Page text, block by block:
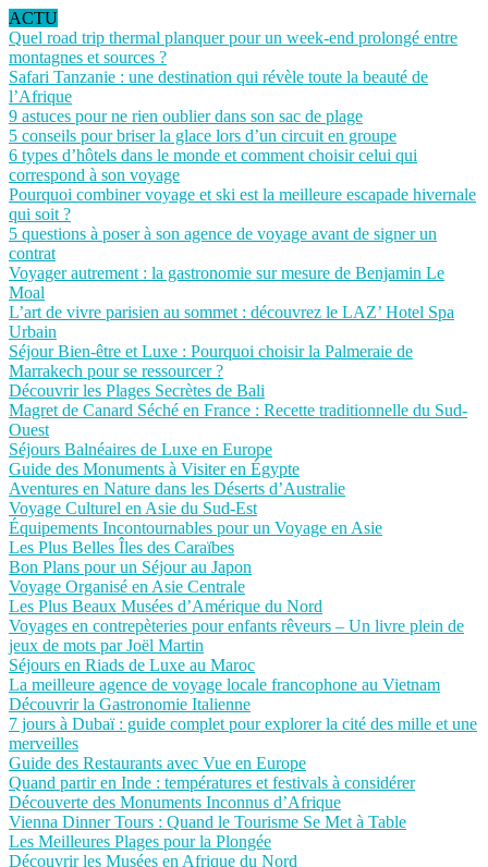
ACTU
Quel road trip thermal planquer pour un week-end prolongé entre
montagnes et sources ?
Safari Tanzanie : une destination qui révèle toute la beauté de
l’Afrique
9 astuces pour ne rien oublier dans son sac de plage
5 conseils pour briser la glace lors d’un circuit en groupe
6 types d’hôtels dans le monde et comment choisir celui qui
correspond à son voyage
Pourquoi combiner voyage et ski est la meilleure escapade hivernale
qui soit ?
5 questions à poser à son agence de voyage avant de signer un
contrat
Voyager autrement : la gastronomie sur mesure de Benjamin Le
Moal
L’art de vivre parisien au sommet : découvrez le LAZ’ Hotel Spa
Urbain
Séjour Bien-être et Luxe : Pourquoi choisir la Palmeraie de
Marrakech pour se ressourcer ?
Découvrir les Plages Secrètes de Bali
Magret de Canard Séché en France : Recette traditionnelle du Sud-
Ouest
Séjours Balnéaires de Luxe en Europe
Guide des Monuments à Visiter en Égypte
Aventures en Nature dans les Déserts d’Australie
Voyage Culturel en Asie du Sud-Est
Équipements Incontournables pour un Voyage en Asie
Les Plus Belles Îles des Caraïbes
Bon Plans pour un Séjour au Japon
Voyage Organisé en Asie Centrale
Les Plus Beaux Musées d’Amérique du Nord
Voyages en contrepèteries pour enfants rêveurs – Un livre plein de
jeux de mots par Joël Martin
Séjours en Riads de Luxe au Maroc
La meilleure agence de voyage locale francophone au Vietnam
Découvrir la Gastronomie Italienne
7 jours à Dubaï : guide complet pour explorer la cité des mille et une
merveilles
Guide des Restaurants avec Vue en Europe
Quand partir en Inde : températures et festivals à considérer
Découverte des Monuments Inconnus d’Afrique
Vienna Dinner Tours : Quand le Tourisme Se Met à Table
Les Meilleures Plages pour la Plongée
Découvrir les Musées en Afrique du Nord